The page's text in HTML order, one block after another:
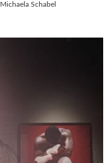
Michaela Schabel